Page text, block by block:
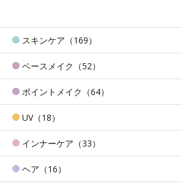
スキンケア（169）
ベースメイク（52）
ポイントメイク（64）
UV（18）
インナーケア（33）
ヘア（16）